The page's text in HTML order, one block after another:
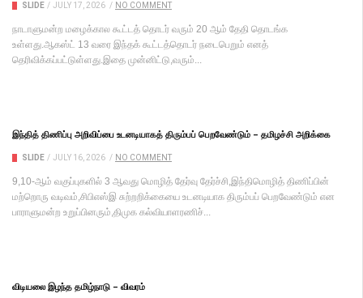
SLIDE / JULY 17, 2026 / NO COMMENT
நாடாளுமன்ற மழைக்கால கூட்டத் தொடர் வரும் 20 ஆம் தேதி தொடங்க
உள்ளது.ஆகஸ்ட் 13 வரை இந்தக் கூட்டத்தொடர் நடைபெறும் எனத்
தெரிவிக்கப்பட்டுள்ளது.இதை முன்னிட்டு,வரும்...
இந்தித் திணிப்பு அறிவிப்பை உடனடியாகத் திரும்பப் பெறவேண்டும் – தமிழச்சி அறிக்கை
SLIDE / JULY 16, 2026 / NO COMMENT
9,10-ஆம் வகுப்புகளில் 3 ஆவது மொழித் தேர்வு தேர்ச்சி,இந்திமொழித் திணிப்பின்
மற்றொரு வடிவம்,சிபிஎஸ்இ சுற்றறிக்கையை உடனடியாக திரும்பப் பெறவேண்டும் என
பாராளுமன்ற உறுப்பினரும்,திமுக கல்வியாளரணிச்...
விடியலை இழந்த தமிழ்நாடு – விவரம்